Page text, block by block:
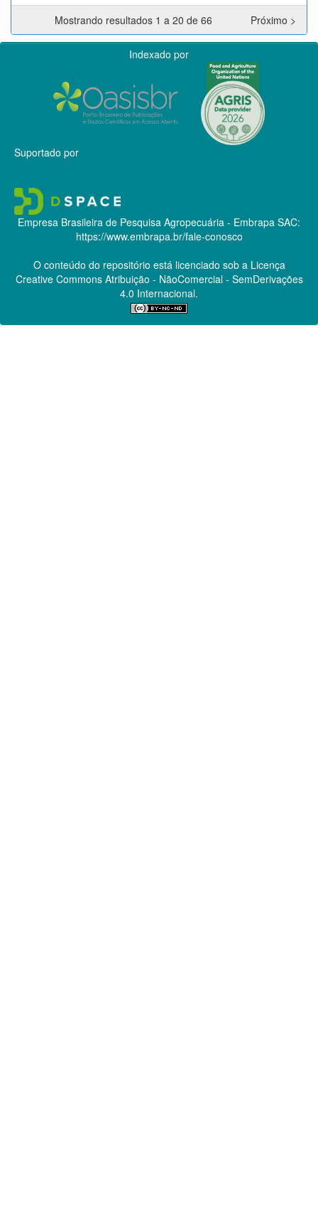
Mostrando resultados 1 a 20 de 66
Próximo >
Indexado por
Suportado por
Empresa Brasileira de Pesquisa Agropecuária - Embrapa SAC:
https://www.embrapa.br/fale-conosco
O conteúdo do repositório está licenciado sob a Licença
Creative CommonsAtribuição - NãoComercial - SemDerivações
4.0 Internacional.